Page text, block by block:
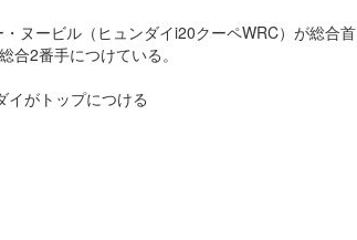
ヌービル（ヒュンダイi20クーペWRC）が総合首
2番手につけている。
イがトップにつける